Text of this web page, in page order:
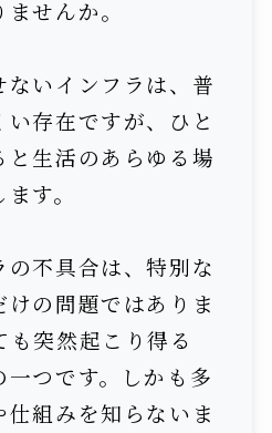
せんか。
ないインフラは、普
存在ですが、ひと
と生活のあらゆる場
す。
の不具合は、特別な
の問題ではありま
突然起こり得る
一つです。しかも多
仕組みを知らないま